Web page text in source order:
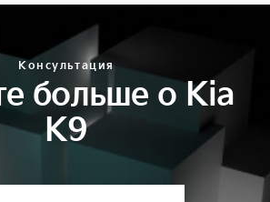
Консультация
больше о Kia
K9